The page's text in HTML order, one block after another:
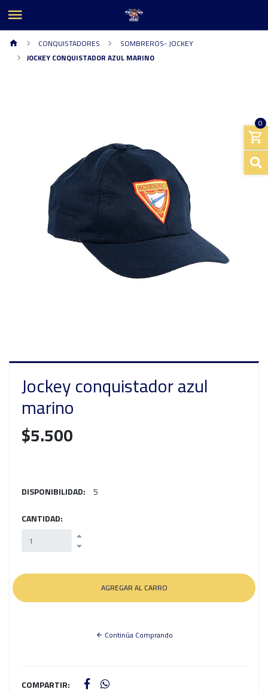
0
CONQUISTADORES
SOMBREROS- JOCKEY
JOCKEY CONQUISTADOR AZUL MARINO
Jockey conquistador azul
marino
$5.500
DISPONIBILIDAD: 5
CANTIDAD:
Continúa Comprando
COMPARTIR: